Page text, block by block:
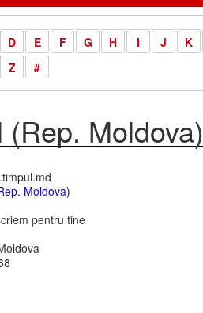
D E F G H I J K
Z #
(Rep. Moldova)
Moldova)
pentru tine